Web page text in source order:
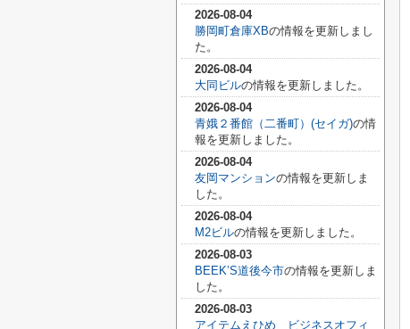
2026-08-04
勝岡町倉庫XBの情報を更新しまし
た。
2026-08-04
大同ビルの情報を更新しました。
2026-08-04
青娥２番館（二番町）(セイガ)の情
報を更新しました。
2026-08-04
友岡マンションの情報を更新しま
した。
2026-08-04
M2ビルの情報を更新しました。
2026-08-03
BEEK’S道後今市の情報を更新しま
した。
2026-08-03
アイテムえひめ ビジネスオフィ